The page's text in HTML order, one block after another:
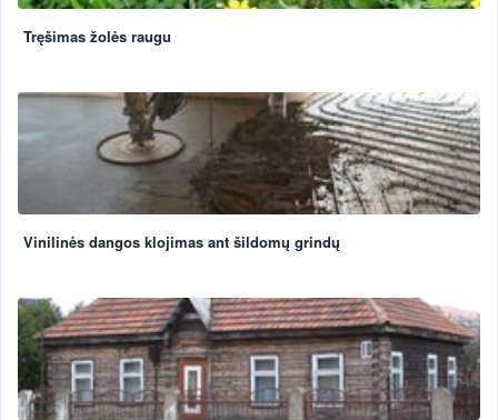
Tręšimas žolės raugu
Vinilinės dangos klojimas ant šildomų grindų